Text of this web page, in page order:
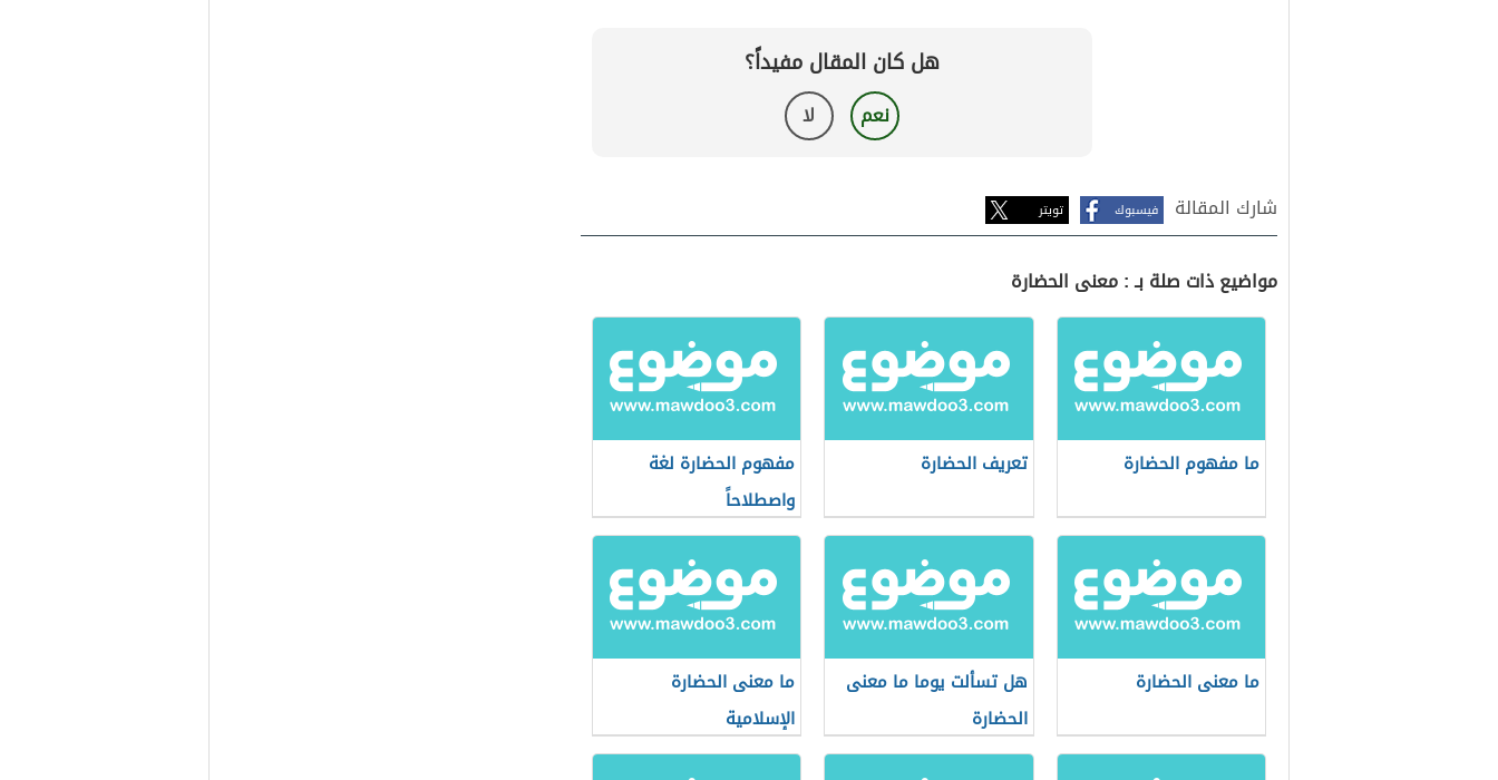
هل كان المقال مفيداً؟
نعم لا
شارك المقالة فيسبوك تويتر
مواضيع ذات صلة بـ : معنى الحضارة
ما مفهوم الحضارة تعريف الحضارة
مفهوم الحضارة لغة
واصطلاحاً
ما معنى الحضارة
هل تسألت يوما ما معنى
الحضارة
ما معنى الحضارة
الإسلامية